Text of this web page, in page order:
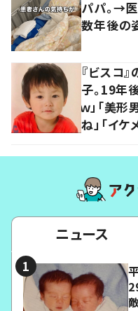
パパ。→
数年後の
『ビスコ
子。19年
ｗ」「美
ね」「イケ
ニュース